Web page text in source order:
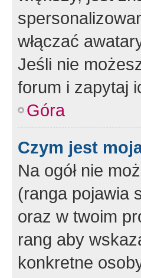
włączać
Jeśli nie
forum i zapytaj
Góra
Czym jest
Na ogół nie
(ranga pojawia
oraz w twoim
rang aby
konkretne